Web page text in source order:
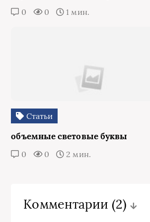
0 0 1 мин.
Статьи
объемные световые буквы
0 0 2 мин.
Комментарии (2)